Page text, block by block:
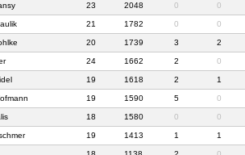
23 2048 0 0
21 1782 0 0
20 1739 3 2
24 1662 2 0
19 1618 2 1
19 1590 5 0
18 1580 0 0
19 1413 1 1